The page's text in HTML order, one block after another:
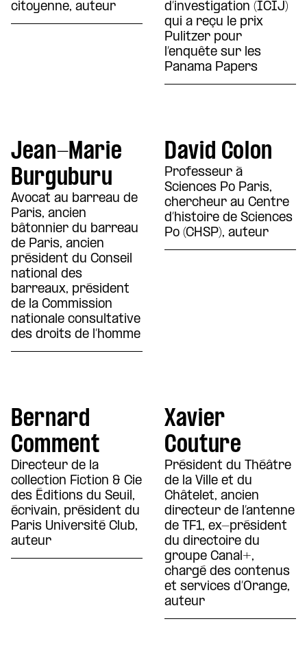
citoyenne, auteur
d’investigation (ICIJ)
qui a reçu le prix
Pulitzer pour
l’enquête sur les
Panama Papers
Jean-Marie
Burguburu
Avocat au barreau de
Paris, ancien
bâtonnier du barreau
de Paris, ancien
président du Conseil
national des
barreaux, président
de la Commission
nationale consultative
des droits de l’homme
David Colon
Professeur à
Sciences Po Paris,
chercheur au Centre
d’histoire de Sciences
Po (CHSP), auteur
Bernard
Comment
Directeur de la
collection Fiction & Cie
des Éditions du Seuil,
écrivain, président du
Paris Université Club,
auteur
Xavier
Couture
Président du Théâtre
de la Ville et du
Châtelet, ancien
directeur de l’antenne
de TF1, ex-président
du directoire du
groupe Canal+,
chargé des contenus
et services d’Orange,
auteur